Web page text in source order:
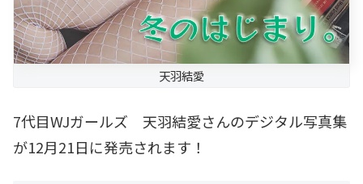
天羽結愛
7代目WJガールズ 天羽結愛さんのデジタル写真集
が12月21日に発売されます！